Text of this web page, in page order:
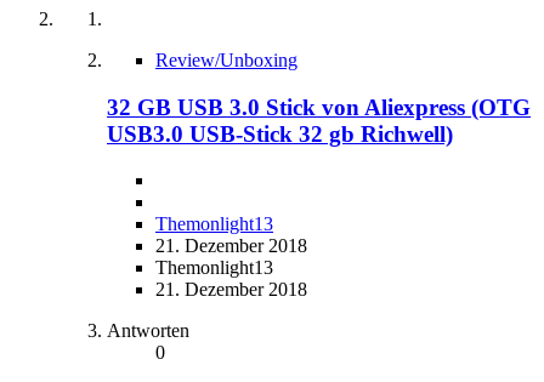
Review/Unboxing
32 GB USB 3.0 Stick von Aliexpress (OTG
USB3.0 USB-Stick 32 gb Richwell)
Themonlight13
21. Dezember 2018
Themonlight13
21. Dezember 2018
Antworten
0